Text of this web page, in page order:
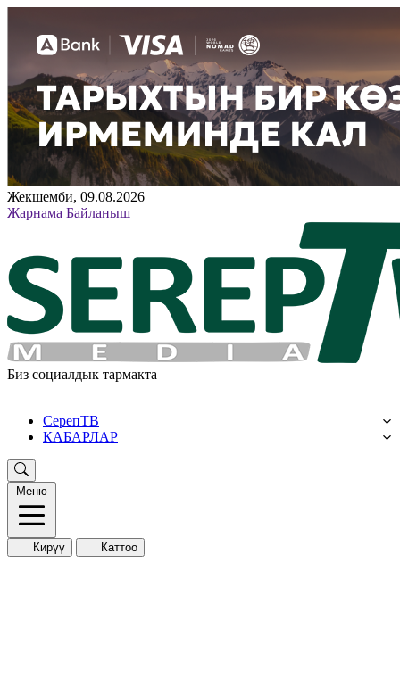
Жекшемби, 09.08.2026
Жарнама Байланыш
Биз социалдык тармакта
СерепТВ
КАБАРЛАР
Меню
Кирүү Каттоо